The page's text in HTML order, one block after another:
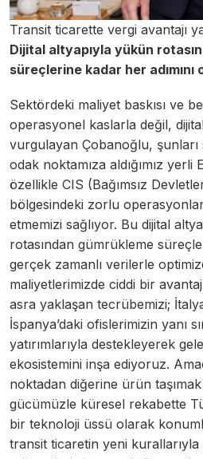
Transit ticarette vergi avantajı
Dijital altyapıyla yükün
süreçlerine kadar her
Sektördeki maliyet baskısı ve
operasyonel kaslarla değil,
vurgulayan Çobanoğlu, şunları
odak noktamıza aldığımız yerli
özellikle CIS (Bağımsız
bölgesindeki zorlu
etmemizi sağlıyor. Bu dijital
rotasından gümrükleme
gerçek zamanlı verilerle
maliyetlerimizde ciddi bir
asra yaklaşan tecrübemizi;
İspanya’daki ofislerimizin yanı
yatırımlarıyla destekleyerek
ekosistemini inşa ediyoruz.
noktadan diğerine ürün taşımak
gücümüzle küresel rekabette
bir teknoloji üssü olarak
transit ticaretin yeni kurallarıyla